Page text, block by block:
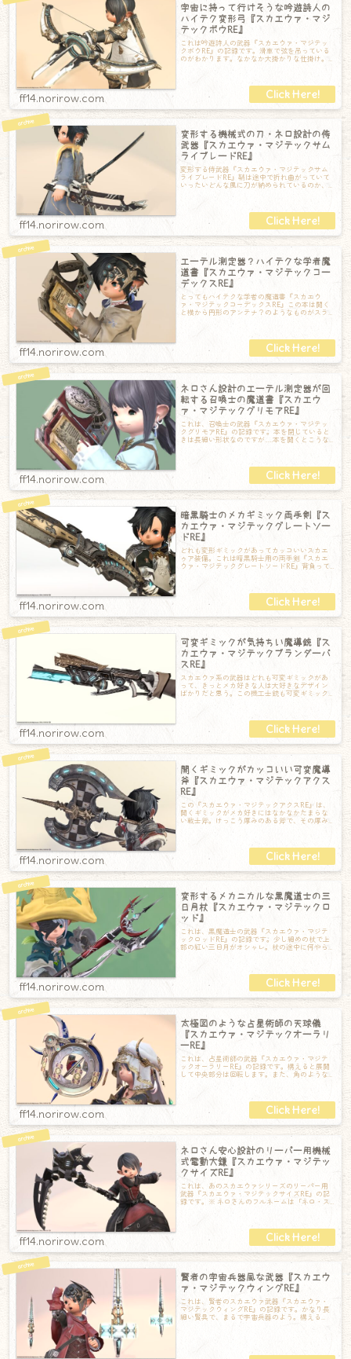
宇宙に持って行けそうな吟遊詩人の
ハイテク変形弓『スカエウァ・マジ
テックボウRE』
これは吟遊詩人の武器『スカエウァ・マジテッ
クボウRE』の記録です。滑車で弦を吊っている
のがわかります。なかなか大掛かりな仕掛け。
ff14.norirow.com
変形する機械式の刀・ネロ設計の侍
武器『スカエウァ・マジテックサム
ライブレードRE』
変形する侍武器『スカエウァ・マジテックサム
ライブレードRE』鞘は途中で折れ曲がっていて
いったいどんな風に刀が納められているのか、
ff14.norirow.com
エーテル測定器？ハイテクな学者魔
道書『スカエウァ・マジテックコー
デックスRE』
とってもハイテクな学者の魔道書『スカエウ
ァ・マジテックコーデックスRE』この本は開く
と横から円形のアンテナ？のようなものがスラ
ff14.norirow.com
ネロさん設計のエーテル測定器が回
転する召喚士の魔道書『スカエウ
ァ・マジテックグリモアRE』
これは、召喚士の武器『スカエウァ・マジテッ
クグリモアRE』の記録です。本を閉じていると
きは長細い形状なのですが……本を開くとこうな
ff14.norirow.com
暗黒騎士のメカギミック両手剣『ス
カエウァ・マジテックグレートソー
ドRE』
どれも変形ギミックがあってカッコいいスカエ
ゥア装備。これは暗黒騎士用の両手剣『スカエ
ウァ・マジテックグレートソードRE』背負って
ff14.norirow.com
可変ギミックが気持ちい魔導銃『ス
カエウァ・マジテックブランダーバ
スRE』
スカエウァ系の武器はどれも可変ギミックがあ
って、きっとメカ好きな人は大好きなデザイン
ばかりだと思う。この機工士銃も可変ギミック
ff14.norirow.com
開くギミックがカッコいい可変魔導
斧『スカエウァ・マジテックアクス
RE』
この『スカエウァ・マジテックアクスRE』は、
開くギミックがメカ好きにはなかなかたまらな
い戦士斧。けっこう厚みのある斧で、その厚み
ff14.norirow.com
変形するメカニカルな黒魔道士の三
日月杖『スカエウァ・マジテックロ
ッド』
これは、黒魔道士の武器『スカエウァ・マジテ
ックロッドRE』の記録です。少し細めの杖で上
部の紅い三日月がオシャレ。杖の途中に何やら
ff14.norirow.com
太極図のような占星術師の天球儀
『スカエウァ・マジテックオーラリ
ーRE』
これは、占星術師の武器『スカエウァ・マジテ
ックオーラリーRE』の記録です。構えると展開
して中央部分は回転します。また、角のような
ff14.norirow.com
ネロさん安心設計のリーパー用機械
式電動大鎌『スカエウァ・マジテッ
クサイズRE』
これは、あのスカエウァシリーズのリーパー用
武器『スカエウァ・マジテックサイズRE』の記
録です。※ ネロさんのフルネームは「ネロ・ス
ff14.norirow.com
賢者の宇宙兵器風な武器『スカエウ
ァ・マジテックウィングRE』
これは、賢者のスカエウァ武器『スカエウァ・
マジテックウィングRE』の記録です。かなり長
細い賢具で、まるで宇宙兵器のよう。構える
と、下の二本だけ光の輪が現れます。4本とも